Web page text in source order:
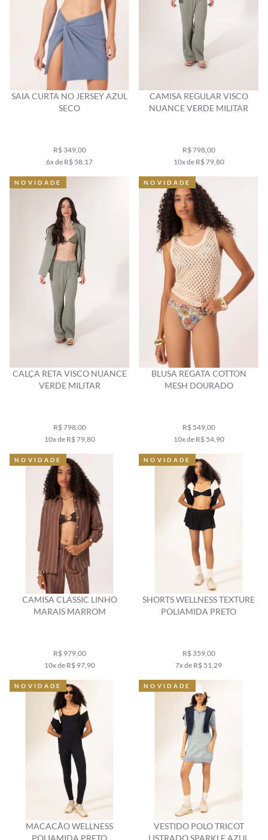
SAIA CURTA NO JERSEY AZUL
SECO
R$ 349,00
6x de R$ 58,17
CAMISA REGULAR VISCO
NUANCE VERDE MILITAR
R$ 798,00
10x de R$ 79,80
CALÇA RETA VISCO NUANCE
VERDE MILITAR
R$ 798,00
10x de R$ 79,80
NOVIDADE
BLUSA REGATA COTTON
MESH DOURADO
R$ 549,00
10x de R$ 54,90
NOVIDADE
CAMISA CLASSIC LINHO
MARAIS MARROM
R$ 979,00
10x de R$ 97,90
NOVIDADE
SHORTS WELLNESS TEXTURE
POLIAMIDA PRETO
R$ 359,00
7x de R$ 51,29
NOVIDADE
MACACÃO WELLNESS
POLIAMIDA PRETO
NOVIDADE
VESTIDO POLO TRICOT
LISTRADO SPARKLE AZUL
NOVIDADE